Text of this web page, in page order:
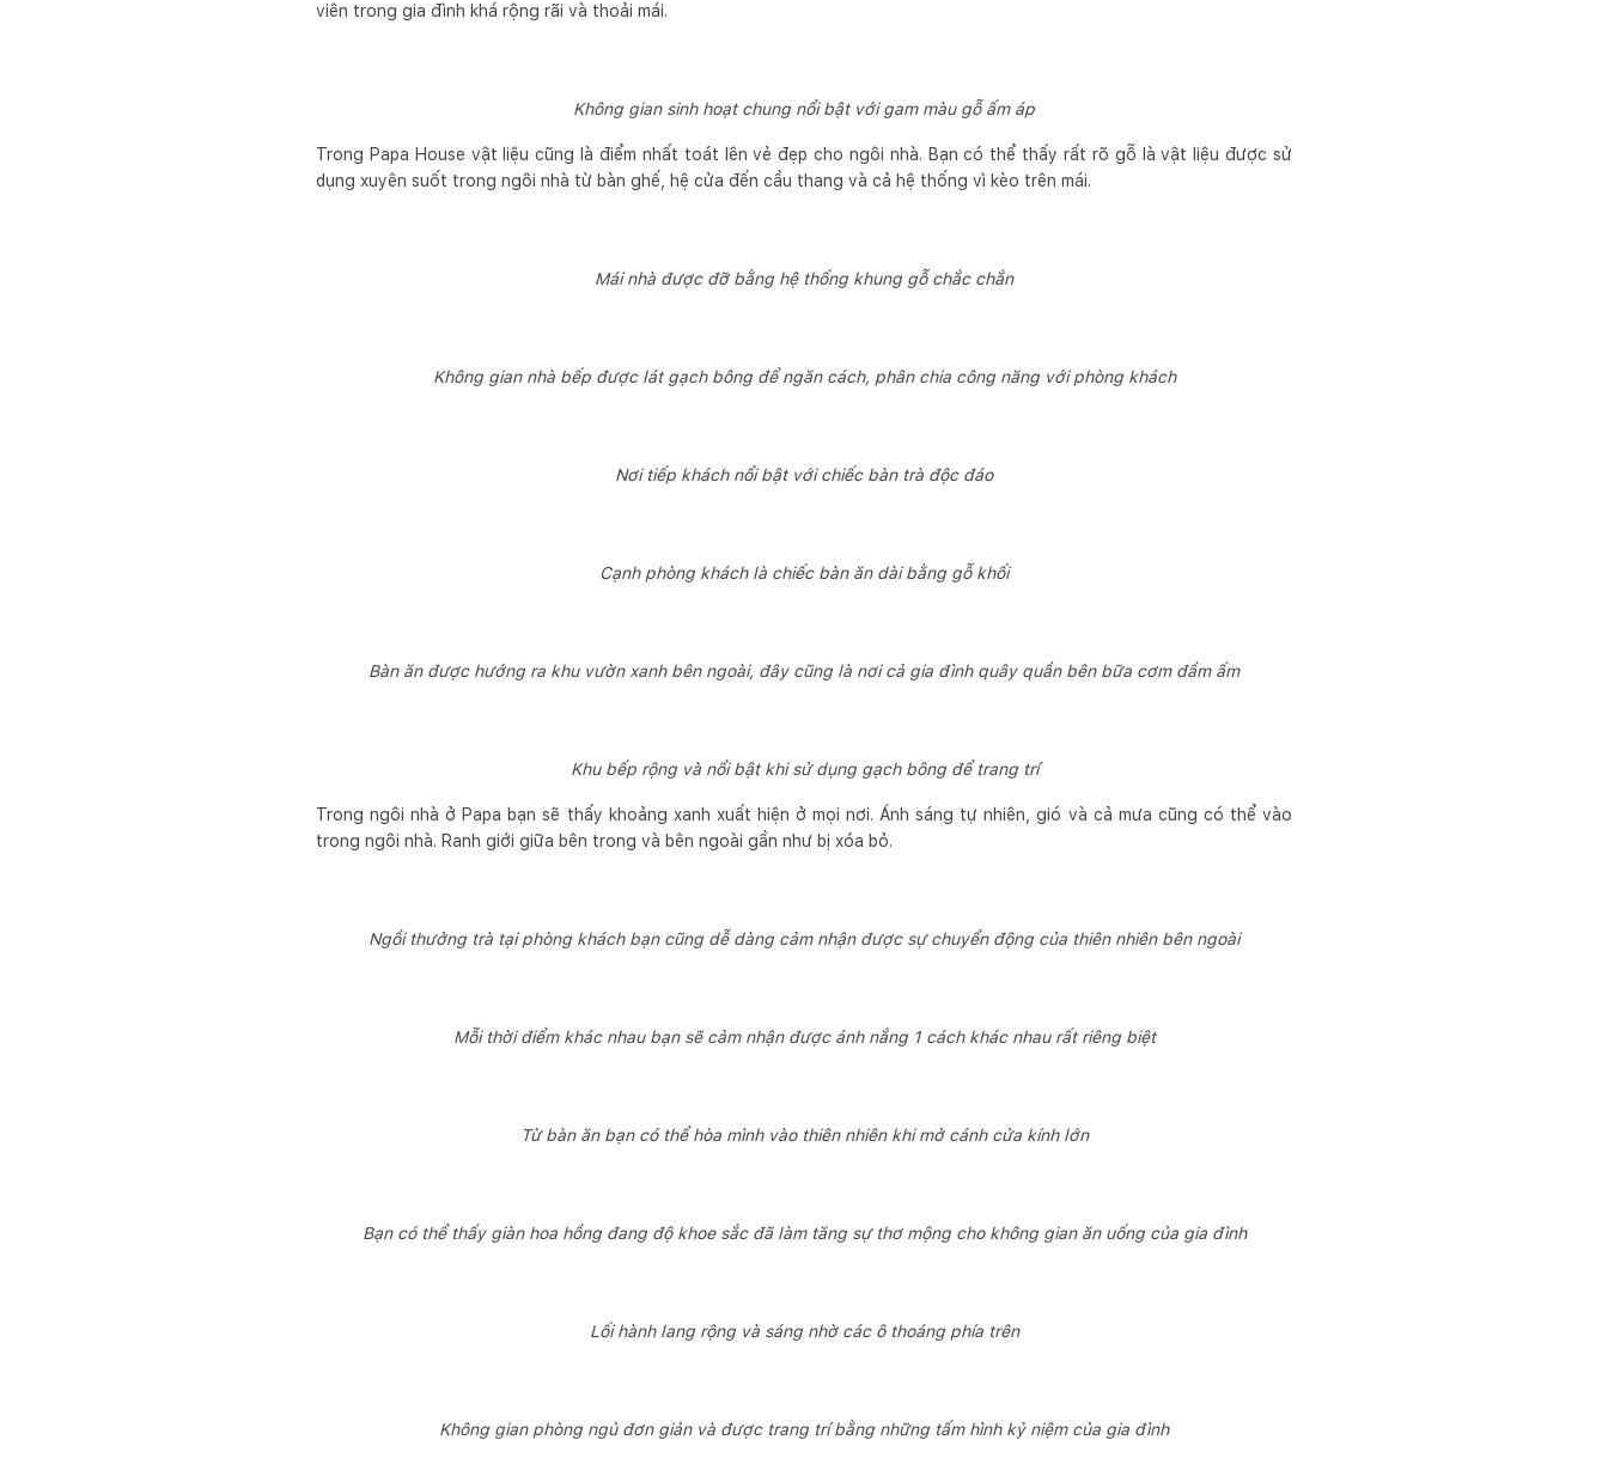
viên trong gia đình khá rộng rãi và thoải mái.
Không gian sinh hoạt chung nổi bật với gam màu gỗ ấm áp
Trong Papa House vật liệu cũng là điểm nhất toát lên vẻ đẹp cho ngôi nhà. Bạn có thể thấy rất rõ gỗ là vật liệu được sử
dụng xuyên suốt trong ngôi nhà từ bàn ghế, hệ cửa đến cầu thang và cả hệ thống vì kèo trên mái.
Mái nhà được đỡ bằng hệ thống khung gỗ chắc chắn
Không gian nhà bếp được lát gạch bông để ngăn cách, phân chia công năng với phòng khách
Nơi tiếp khách nổi bật với chiếc bàn trà độc đáo
Cạnh phòng khách là chiếc bàn ăn dài bằng gỗ khối
Bàn ăn được hướng ra khu vườn xanh bên ngoài, đây cũng là nơi cả gia đình quây quần bên bữa cơm đầm ấm
Khu bếp rộng và nổi bật khi sử dụng gạch bông để trang trí
Trong ngôi nhà ở Papa bạn sẽ thấy khoảng xanh xuất hiện ở mọi nơi. Ánh sáng tự nhiên, gió và cả mưa cũng có thể vào
trong ngôi nhà. Ranh giới giữa bên trong và bên ngoài gần như bị xóa bỏ.
Ngồi thưởng trà tại phòng khách bạn cũng dễ dàng cảm nhận được sự chuyển động của thiên nhiên bên ngoài
Mỗi thời điểm khác nhau bạn sẽ cảm nhận được ánh nắng 1 cách khác nhau rất riêng biệt
Từ bàn ăn bạn có thể hòa mình vào thiên nhiên khi mở cánh cửa kính lớn
Bạn có thể thấy giàn hoa hồng đang độ khoe sắc đã làm tăng sự thơ mộng cho không gian ăn uống của gia đình
Lối hành lang rộng và sáng nhờ các ô thoáng phía trên
Không gian phòng ngủ đơn giản và được trang trí bằng những tấm hình kỷ niệm của gia đình